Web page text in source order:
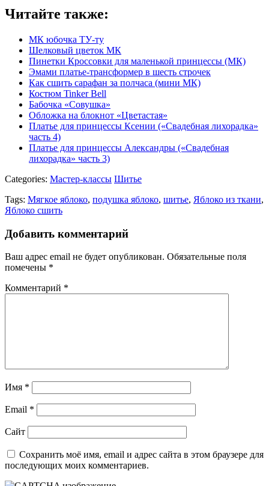
Читайте также:
МК юбочка ТУ-ту
Шелковый цветок МК
Пинетки Кроссовки для маленькой принцессы (МК)
Эмами платье-трансформер в шесть строчек
Как сшить сарафан за полчаса (мини МК)
Костюм Tinker Bell
Бабочка «Совушка»
Обложка на блокнот «Цветастая»
Платье для принцессы Ксении («Свадебная лихорадка»
часть 4)
Платье для принцессы Александры («Свадебная
лихорадка» часть 3)
Categories: Мастер-классы Шитье
Tags: Мягкое яблоко, подушка яблоко, шитье, Яблоко из ткани,
Яблоко сшить
Добавить комментарий
Ваш адрес email не будет опубликован. Обязательные поля
помечены *
Комментарий *
Имя *
Email *
Сайт
Сохранить моё имя, email и адрес сайта в этом браузере для
последующих моих комментариев.